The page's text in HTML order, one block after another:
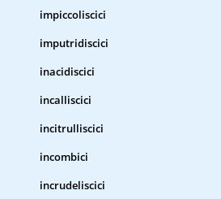
impiccoliscici
imputridiscici
inacidiscici
incalliscici
incitrulliscici
incombici
incrudeliscici